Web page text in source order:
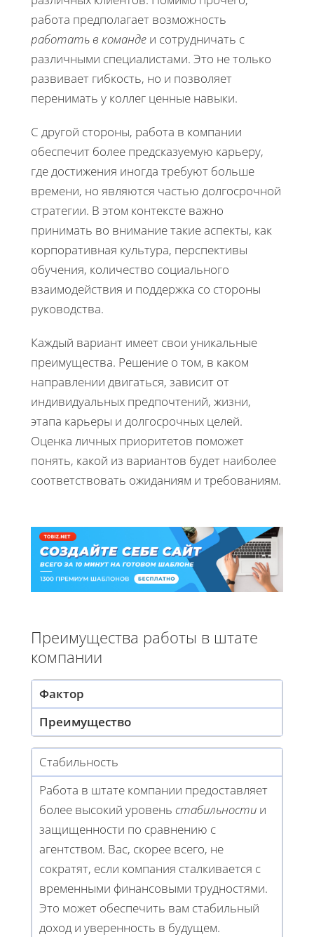
работа предполагает возможность
работать в команде и сотрудничать с
различными специалистами. Это не только
развивает гибкость, но и позволяет
перенимать у коллег ценные навыки.
С другой стороны, работа в компании
обеспечит более предсказуемую карьеру,
где достижения иногда требуют больше
времени, но являются частью долгосрочной
стратегии. В этом контексте важно
принимать во внимание такие аспекты, как
корпоративная культура, перспективы
обучения, количество социального
взаимодействия и поддержка со стороны
руководства.
Каждый вариант имеет свои уникальные
преимущества. Решение о том, в каком
направлении двигаться, зависит от
индивидуальных предпочтений, жизни,
этапа карьеры и долгосрочных целей.
Оценка личных приоритетов поможет
понять, какой из вариантов будет наиболее
соответствовать ожиданиям и требованиям.
Преимущества работы в штате
компании
Фактор
Преимущество
Стабильность
Работа в штате компании предоставляет
более высокий уровень стабильности и
защищенности по сравнению с
агентством. Вас, скорее всего, не
сократят, если компания сталкивается с
временными финансовыми трудностями.
Это может обеспечить вам стабильный
доход и уверенность в будущем.